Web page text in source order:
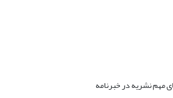
مهم نشریه در خبرنامه